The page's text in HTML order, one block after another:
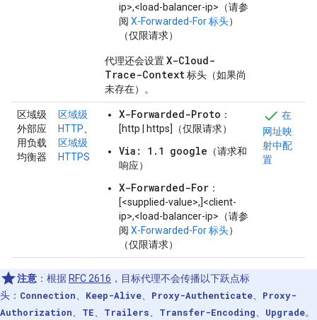
ip>,<load-balancer-ip>（请参
阅 X-Forwarded-For 标头）
（仅限请求）
代理还会设置X-Cloud-
Trace-Context标头（如果尚
未存在）。
区域级
外部应
用负载
均衡器
区域级
HTTP、
区域级
HTTPS
X-Forwarded-Proto ：
[http | https]（仅限请求）
Via: 1.1 google （请求和
响应）
X-Forwarded-For ：
[<supplied-value>,]<client-
ip>,<load-balancer-ip>（请参
阅 X-Forwarded-For 标头）
（仅限请求）
在
网址映
射中配
置
注意 ：根据 RFC 2616 ，目标代理不会传播以下跃点标
头： Connection、 Keep-Alive、 Proxy-Authenticate、 Proxy-
Authorization、 TE、 Trailers、 Transfer-Encoding、 Upgrade。